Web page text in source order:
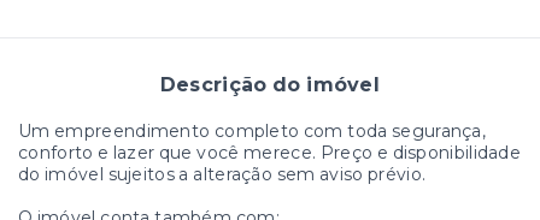
Descrição do imóvel
Um empreendimento completo com toda segurança,
conforto e lazer que você merece. Preço e disponibilidade
do imóvel sujeitos a alteração sem aviso prévio.